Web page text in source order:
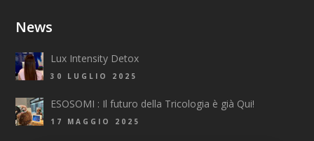
News
Lux Intensity Detox
30 LUGLIO 2025
ESOSOMI : Il futuro della Tricologia è già Qui!
17 MAGGIO 2025